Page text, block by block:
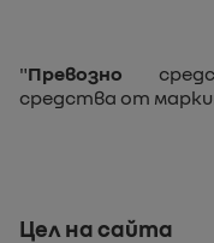
"Превозно
средства от
Цел на сайта